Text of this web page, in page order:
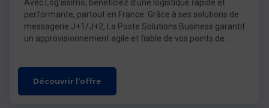
Avec Log’issimo, bénéficiez d’une logistique rapide et
performante, partout en France. Grâce à ses solutions de
messagerie J+1/J+2, La Poste Solutions Business garantit
un approvisionnement agile et fiable de vos points de
Découvrir l’offre